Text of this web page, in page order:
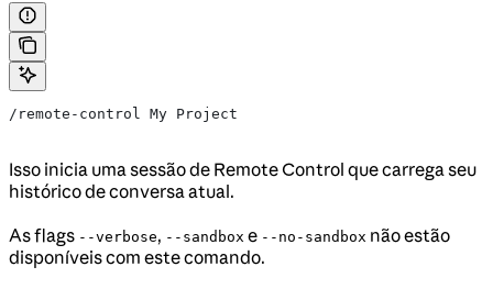
/remote-control My Project
Isso inicia uma sessão de Remote Control que carrega seu
histórico de conversa atual.
As flags --verbose, --sandbox e --no-sandbox não estão
disponíveis com este comando.